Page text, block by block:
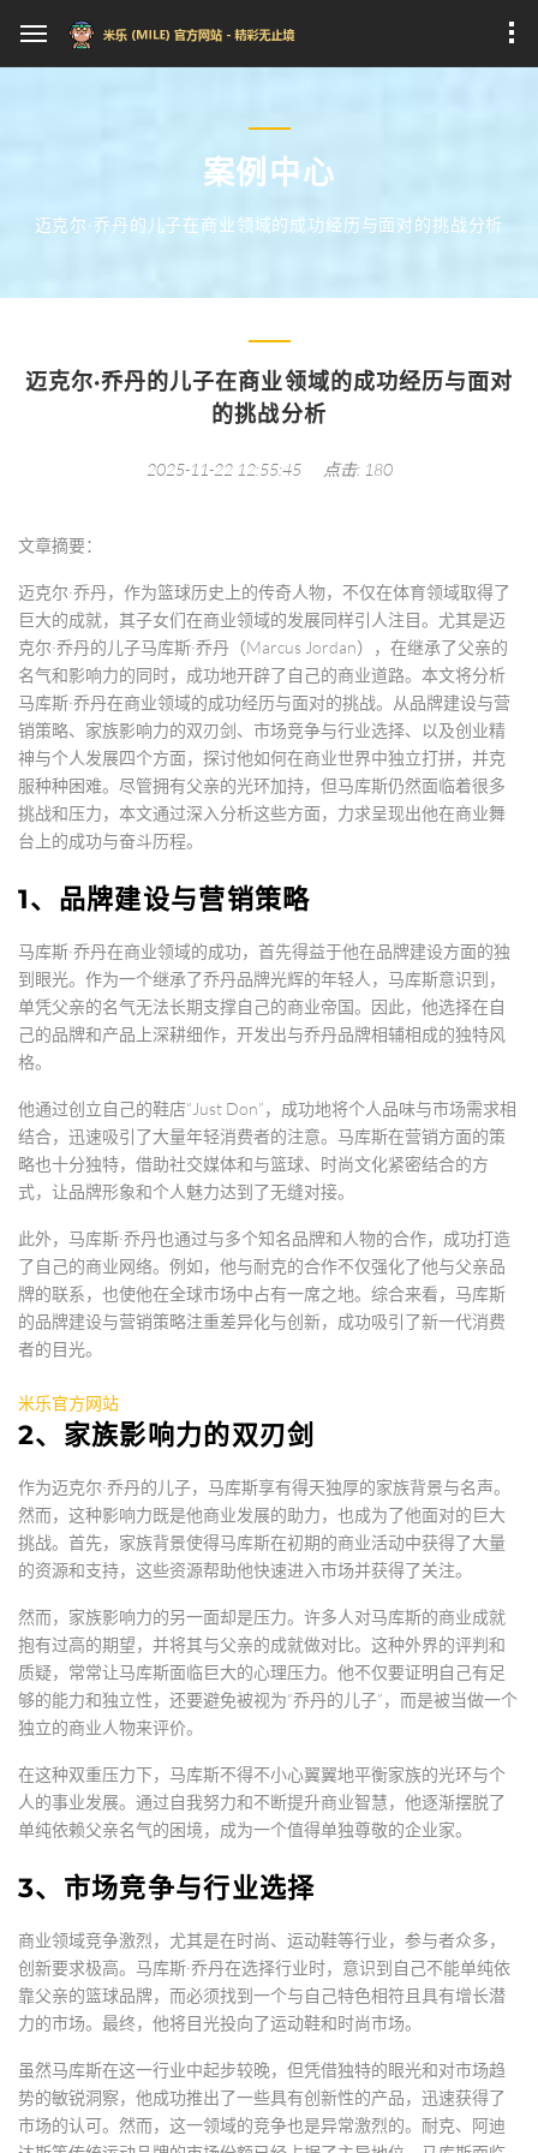
案例中心
迈克尔·乔丹的儿子在商业领域的成功经历与面对的挑战分析
迈克尔·乔丹的儿子在商业领域的成功经历与面对
的挑战分析
2025-11-22 12:55:45 点击: 180
文章摘要：
迈克尔·乔丹，作为篮球历史上的传奇人物，不仅在体育领域取得了
巨大的成就，其子女们在商业领域的发展同样引人注目。尤其是迈
克尔·乔丹的儿子马库斯·乔丹（Marcus Jordan），在继承了父亲的
名气和影响力的同时，成功地开辟了自己的商业道路。本文将分析
马库斯·乔丹在商业领域的成功经历与面对的挑战。从品牌建设与营
销策略、家族影响力的双刃剑、市场竞争与行业选择、以及创业精
神与个人发展四个方面，探讨他如何在商业世界中独立打拼，并克
服种种困难。尽管拥有父亲的光环加持，但马库斯仍然面临着很多
挑战和压力，本文通过深入分析这些方面，力求呈现出他在商业舞
台上的成功与奋斗历程。
1、品牌建设与营销策略
马库斯·乔丹在商业领域的成功，首先得益于他在品牌建设方面的独
到眼光。作为一个继承了乔丹品牌光辉的年轻人，马库斯意识到，
单凭父亲的名气无法长期支撑自己的商业帝国。因此，他选择在自
己的品牌和产品上深耕细作，开发出与乔丹品牌相辅相成的独特风
格。
他通过创立自己的鞋店“Just Don”，成功地将个人品味与市场需求相
结合，迅速吸引了大量年轻消费者的注意。马库斯在营销方面的策
略也十分独特，借助社交媒体和与篮球、时尚文化紧密结合的方
式，让品牌形象和个人魅力达到了无缝对接。
此外，马库斯·乔丹也通过与多个知名品牌和人物的合作，成功打造
了自己的商业网络。例如，他与耐克的合作不仅强化了他与父亲品
牌的联系，也使他在全球市场中占有一席之地。综合来看，马库斯
的品牌建设与营销策略注重差异化与创新，成功吸引了新一代消费
者的目光。
米乐官方网站
2、家族影响力的双刃剑
作为迈克尔·乔丹的儿子，马库斯享有得天独厚的家族背景与名声。
然而，这种影响力既是他商业发展的助力，也成为了他面对的巨大
挑战。首先，家族背景使得马库斯在初期的商业活动中获得了大量
的资源和支持，这些资源帮助他快速进入市场并获得了关注。
然而，家族影响力的另一面却是压力。许多人对马库斯的商业成就
抱有过高的期望，并将其与父亲的成就做对比。这种外界的评判和
质疑，常常让马库斯面临巨大的心理压力。他不仅要证明自己有足
够的能力和独立性，还要避免被视为“乔丹的儿子”，而是被当做一个
独立的商业人物来评价。
在这种双重压力下，马库斯不得不小心翼翼地平衡家族的光环与个
人的事业发展。通过自我努力和不断提升商业智慧，他逐渐摆脱了
单纯依赖父亲名气的困境，成为一个值得单独尊敬的企业家。
3、市场竞争与行业选择
商业领域竞争激烈，尤其是在时尚、运动鞋等行业，参与者众多，
创新要求极高。马库斯·乔丹在选择行业时，意识到自己不能单纯依
靠父亲的篮球品牌，而必须找到一个与自己特色相符且具有增长潜
力的市场。最终，他将目光投向了运动鞋和时尚市场。
虽然马库斯在这一行业中起步较晚，但凭借独特的眼光和对市场趋
势的敏锐洞察，他成功推出了一些具有创新性的产品，迅速获得了
市场的认可。然而，这一领域的竞争也是异常激烈的。耐克、阿迪